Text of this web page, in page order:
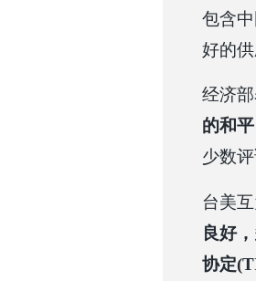
包含
好的供
经济部
的和
少数
台美
良好
协定